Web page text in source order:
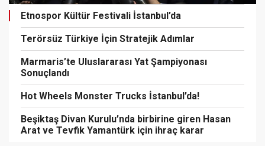
Etnospor Kültür Festivali İstanbul’da
Terörsüz Türkiye İçin Stratejik Adımlar
Marmaris’te Uluslararası Yat Şampiyonası
Sonuçlandı
Hot Wheels Monster Trucks İstanbul’da!
Beşiktaş Divan Kurulu’nda birbirine giren Hasan
Arat ve Tevfik Yamantürk için ihraç karar